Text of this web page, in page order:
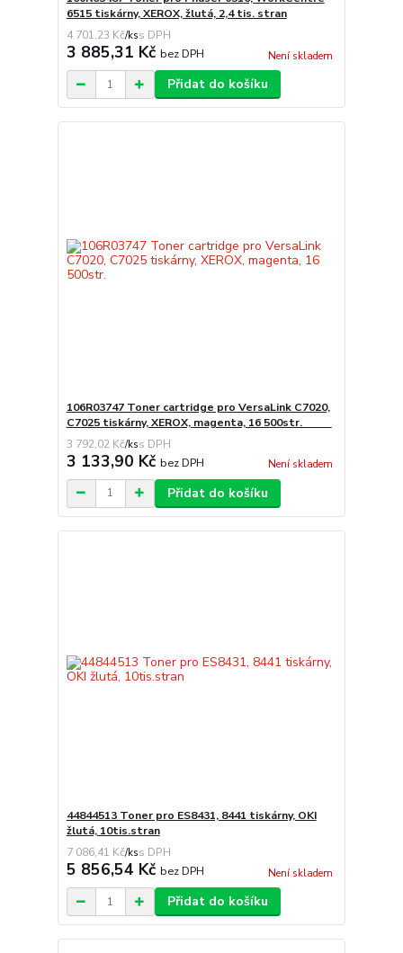
6515 tiskárny, XEROX, žlutá, 2,4 tis. stran
4 701,23 Kč/ks
3 885,31 Kč bez DPH Není skladem
Přidat do košíku
106R03747 Toner cartridge pro VersaLink C7020,
C7025 tiskárny, XEROX, magenta, 16 500str.
3 792,02 Kč/ks
3 133,90 Kč bez DPH Není skladem
Přidat do košíku
44844513 Toner pro ES8431, 8441 tiskárny, OKI
žlutá, 10tis.stran
7 086,41 Kč/ks
5 856,54 Kč bez DPH Není skladem
Přidat do košíku